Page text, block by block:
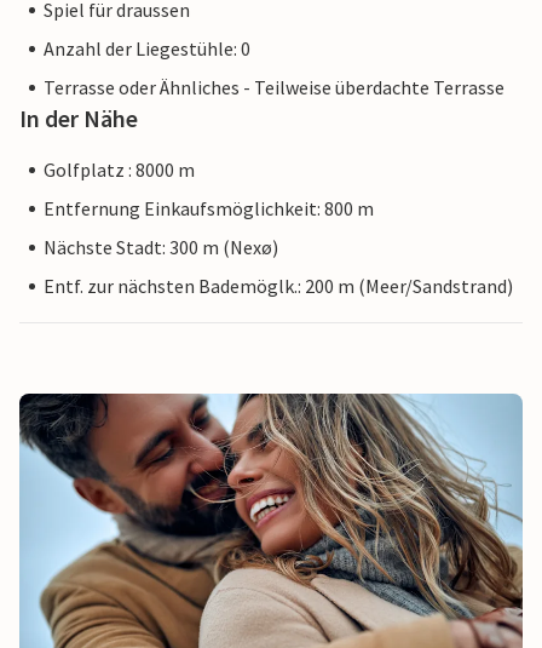
Spiel für draussen
Anzahl der Liegestühle: 0
Terrasse oder Ähnliches - Teilweise überdachte Terrasse
In der Nähe
Golfplatz : 8000 m
Entfernung Einkaufsmöglichkeit: 800 m
Nächste Stadt: 300 m (Nexø)
Entf. zur nächsten Bademöglk.: 200 m (Meer/Sandstrand)